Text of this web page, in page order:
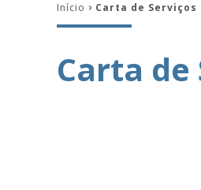
Início Carta de Serviços
Carta de